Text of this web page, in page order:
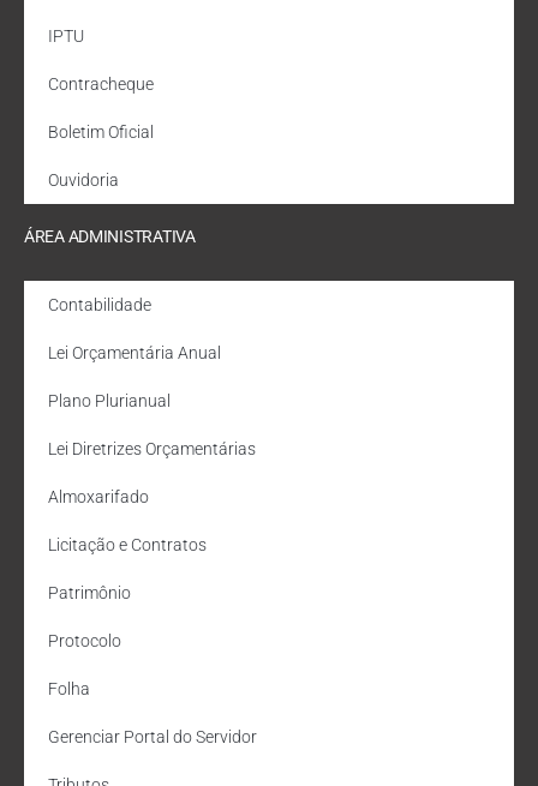
IPTU
Contracheque
Boletim Oficial
Ouvidoria
ÁREA ADMINISTRATIVA
Contabilidade
Lei Orçamentária Anual
Plano Plurianual
Lei Diretrizes Orçamentárias
Almoxarifado
Licitação e Contratos
Patrimônio
Protocolo
Folha
Gerenciar Portal do Servidor